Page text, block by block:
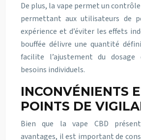
De plus, la vape permet un
permettant aux utilisateurs de
expérience et d’éviter les effets
bouffée délivre une quantité
facilite l’ajustement du
besoins individuels.
INCONVÉNIENTS
POINTS DE
Bien que la vape CBD
avantages, il est important de